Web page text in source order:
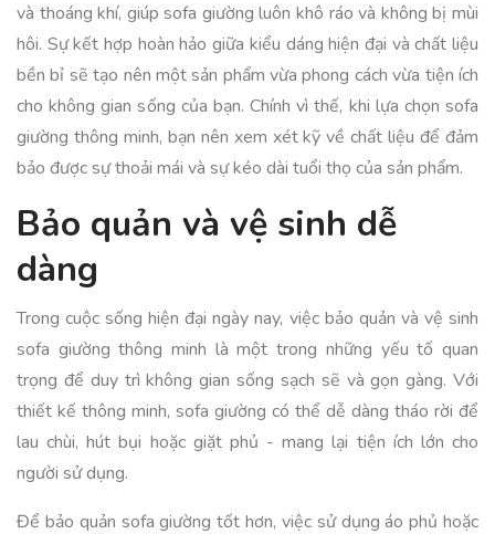
và thoáng khí, giúp sofa giường luôn khô ráo và không bị mùi
hôi. Sự kết hợp hoàn hảo giữa kiểu dáng hiện đại và chất liệu
bền bỉ sẽ tạo nên một sản phẩm vừa phong cách vừa tiện ích
cho không gian sống của bạn. Chính vì thế, khi lựa chọn sofa
giường thông minh, bạn nên xem xét kỹ về chất liệu để đảm
bảo được sự thoải mái và sự kéo dài tuổi thọ của sản phẩm.
Bảo quản và vệ sinh dễ
dàng
Trong cuộc sống hiện đại ngày nay, việc bảo quản và vệ sinh
sofa giường thông minh là một trong những yếu tố quan
trọng để duy trì không gian sống sạch sẽ và gọn gàng. Với
thiết kế thông minh, sofa giường có thể dễ dàng tháo rời để
lau chùi, hút bụi hoặc giặt phủ - mang lại tiện ích lớn cho
người sử dụng.
Để bảo quản sofa giường tốt hơn, việc sử dụng áo phủ hoặc